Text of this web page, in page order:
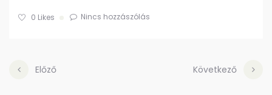
0 Likes Nincs hozzászólás
Előző Következő